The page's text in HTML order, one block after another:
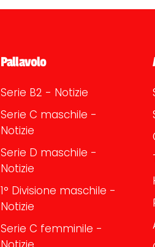
Pallavolo
Serie B2 - Notizie
Serie C maschile -
Notizie
Serie D maschile -
Notizie
1° Divisione maschile -
Notizie
Serie C femminile -